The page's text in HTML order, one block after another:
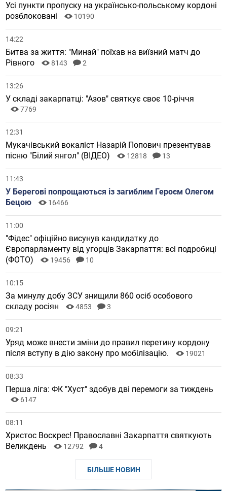
Усі пункти пропуску на українсько-польському кордоні
розблоковані
10190
14:22
Битва за життя: "Минай" поїхав на виїзний матч до
Рівного
8143 2
13:26
У складі закарпатці: "Азов" святкує своє 10-річчя
7769
12:31
Мукачівський вокаліст Назарій Попович презентував
пісню "Білий янгол" (ВІДЕО)
12818 13
11:43
У Берегові попрощаються із загиблим Героєм Олегом
Бецою
16466
11:00
"Фідес" офіційно висунув кандидатку до
Європарламенту від угорців Закарпаття: всі подробиці
(ФОТО)
19456 10
10:15
За минулу добу ЗСУ знищили 860 осіб особового
складу росіян
4853 3
09:21
Уряд може внести зміни до правил перетину кордону
після вступу в дію закону про мобілізацію.
19021
08:33
Перша ліга: ФК "Хуст" здобув дві перемоги за тиждень
6147
08:11
Христос Воскрес! Православні Закарпаття святкують
Великдень
12792 4
БІЛЬШЕ НОВИН